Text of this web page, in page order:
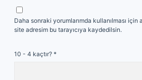
Daha sonraki yorumlarımda kullanılması için
site adresim bu tarayıcıya kaydedilsin.
10 - 4 kaçtır? *